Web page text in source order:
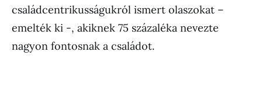
családcentrikusságukról ismert olaszokat –
emelték ki -, akiknek 75 százaléka nevezte
nagyon fontosnak a családot.